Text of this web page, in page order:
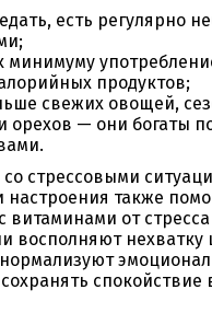
есть регулярно
минимуму
продуктов;
свежих овощей,
орехов — они богаты
со стрессовыми
настроения также
витаминами от
восполняют нехватку
спокойствие